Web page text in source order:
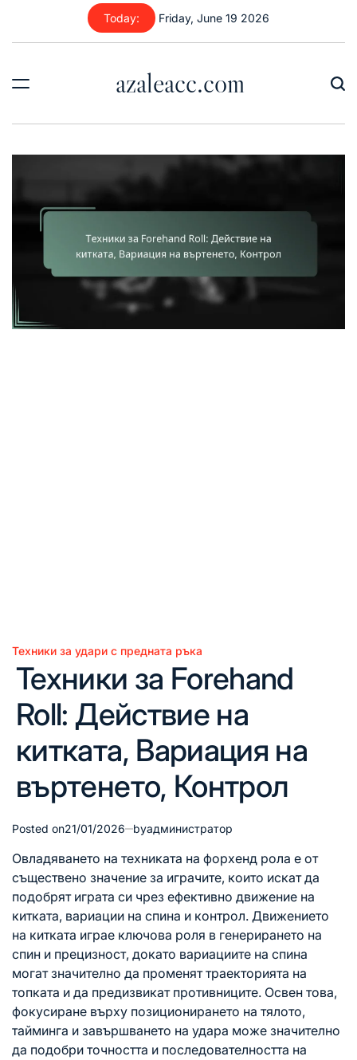
content
Today: Friday, June 19 2026
azaleacc.com
Posted
Техники за удари с предната ръка
Техники за Forehand
Roll: Действие на
китката, Вариация на
въртенето, Контрол
Posted on21/01/2026 byадминистратор
Овладяването на техниката на форхенд рола е от
съществено значение за играчите, които искат да
подобрят играта си чрез ефективно движение на
китката, вариации на спина и контрол. Движението
на китката играе ключова роля в генерирането на
спин и прецизност, докато вариациите на спина
могат значително да променят траекторията на
топката и да предизвикат противниците. Освен това,
фокусиране върху позиционирането на тялото,
тайминга и завършването на удара може значително
да подобри точността и последователността на